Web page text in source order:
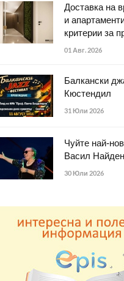
Доставка на
и
критерии за
01 Авг. 2026
Балкански
Кюстендил
31 Юли 2026
Чуйте най-
Васил
30 Юли 2026